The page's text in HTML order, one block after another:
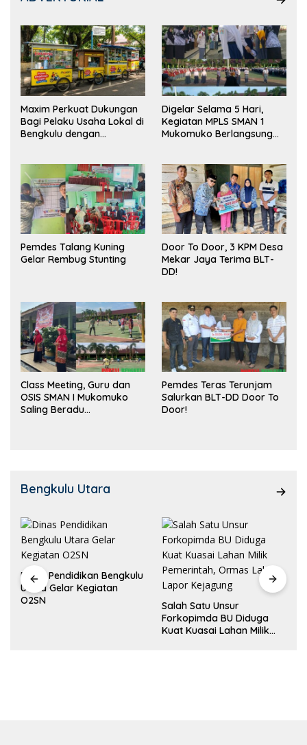
Maxim Perkuat Dukungan
Bagi Pelaku Usaha Lokal di
Bengkulu dengan
Pasar
Digelar Selama 5 Hari,
Kegiatan MPLS SMAN 1
Mukomuko Berlangsung
Pemdes Talang Kuning
Gelar Rembug Stunting
Door To Door, 3 KPM Desa
Mekar Jaya Terima BLT-
DD!
Class Meeting, Guru dan
OSIS SMAN I Mukomuko
Saling Beradu
Pemdes Teras Terunjam
Salurkan BLT-DD Door To
Door!
Bengkulu Utara
Dinas Pendidikan Bengkulu
Utara Gelar Kegiatan
O2SN
Salah Satu Unsur
Forkopimda BU Diduga
Kuat Kuasai Lahan Milik